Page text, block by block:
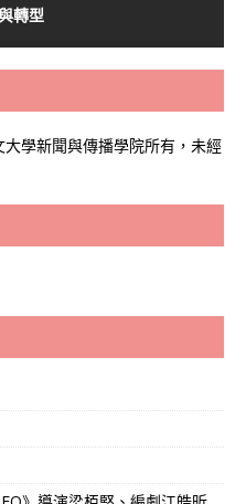
轉型
學新聞與傳播學院所有，未經